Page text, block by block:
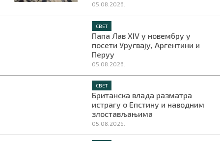
05.08.2026.
СВЕТ
Папа Лав XIV у новембру у
посети Уругвају, Аргентини и
Перуу
05.08.2026.
СВЕТ
Британска влада разматра
истрагу о Епстину и наводним
злостављањима
05.08.2026.